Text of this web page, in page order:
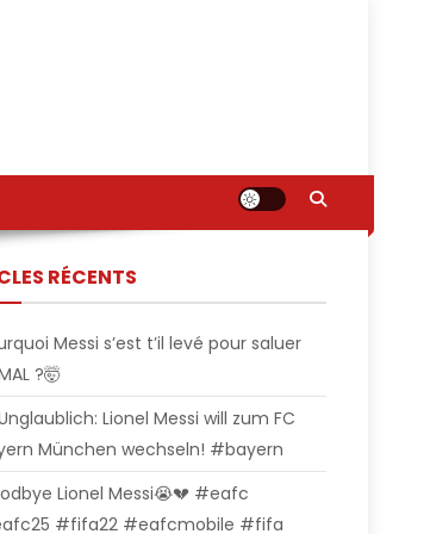
RÉCENTS
Messi s’est t’il levé pour saluer
?🤯
Lionel Messi will zum FC
München wechseln! #bayern
Lionel Messi😭💔 #eafc
#fifa22 #eafcmobile #fifa